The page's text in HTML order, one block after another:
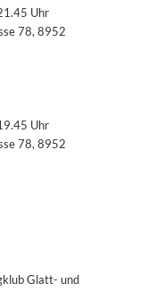
Uhr
78, 8952
Uhr
78, 8952
Glatt- und